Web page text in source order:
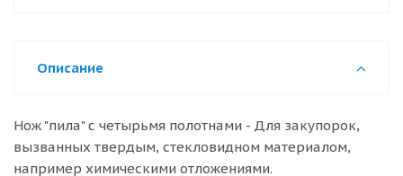
Описание
Нож "пила" с четырьмя полотнами - Для закупорок,
вызванных твердым, стекловидном материалом,
например химическими отложениями.